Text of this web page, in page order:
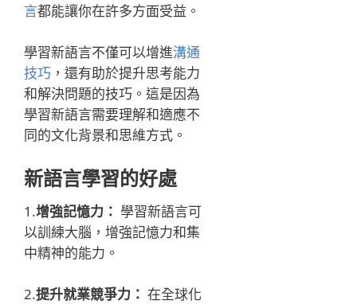
言都能讓你在許多方面受益。
學習新語言不僅可以增進溝通
技巧 ，還有助於提升思考能力
和解決問題的技巧。這是因為
學習新語言需要理解和適應不
同的文化背景和思維方式。
新語言學習的好處
1.增強記憶力： 學習新語言可
以訓練大腦，增強記憶力和集
中精神的能力。
2.提升就業競爭力： 在全球化